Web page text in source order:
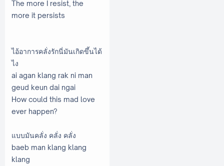
The more I resist, the
more it persists
ไอ้อาการคลั่งรักนี่มันเกิดขึ้นได้
ไง
ai agan klang rak ni man
geud keun dai ngai
How could this mad love
ever happen?
แบบมันคลั่ง คลั่ง คลั่ง
baeb man klang klang
klang